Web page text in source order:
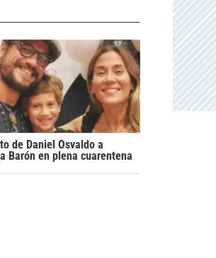
de Daniel Osvaldo a
Barón en plena cuarentena